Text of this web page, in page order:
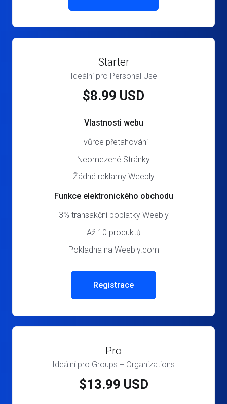
Starter
Ideální pro Personal Use
$8.99 USD
Vlastnosti webu
Tvůrce přetahování
Neomezené Stránky
Žádné reklamy Weebly
Funkce elektronického obchodu
3% transakční poplatky Weebly
Až 10 produktů
Pokladna na Weebly.com
Registrace
Pro
Ideální pro Groups + Organizations
$13.99 USD